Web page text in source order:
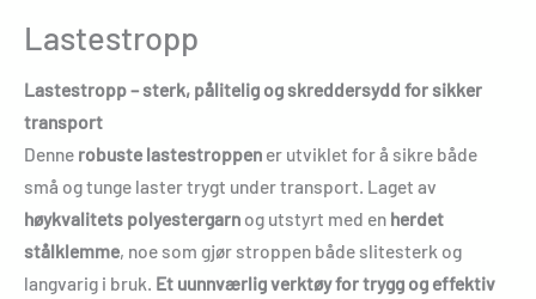
Lastestropp
Lastestropp – sterk, pålitelig og skreddersydd for sikker
transport
Denne robuste lastestroppen er utviklet for å sikre både
små og tunge laster trygt under transport. Laget av
høykvalitets polyestergarn og utstyrt med en herdet
stålklemme, noe som gjør stroppen både slitesterk og
langvarig i bruk. Et uunnværlig verktøy for trygg og effektiv